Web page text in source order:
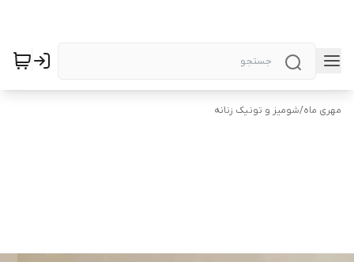
مهری ماه/شومیز و تونیک زنانه